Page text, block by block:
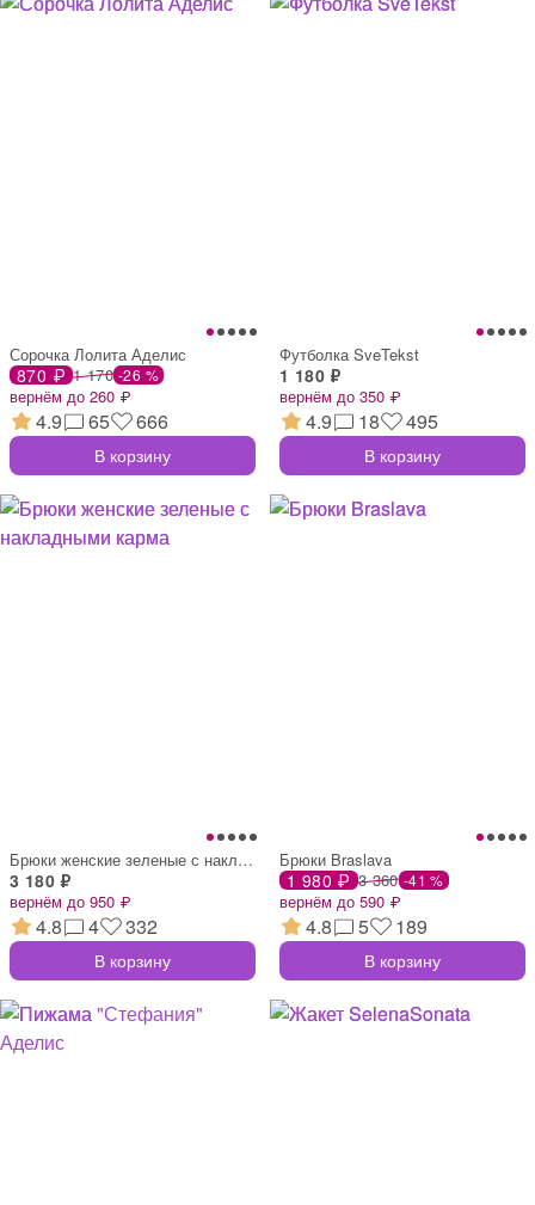
Сорочка Лолита Аделис
870 ₽ 1 170 -26 %
вернём до 260 ₽
4.9 65 666
В корзину
Футболка SveTekst
1 180 ₽
вернём до 350 ₽
4.9 18 495
В корзину
Брюки женские зеленые с накладными карма
3 180 ₽
вернём до 950 ₽
4.8 4 332
В корзину
Брюки Braslava
1 980 ₽ 3 360 -41 %
вернём до 590 ₽
4.8 5 189
В корзину